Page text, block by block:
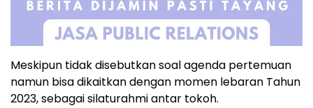
Meskipun tidak disebutkan soal agenda pertemuan
namun bisa dikaitkan dengan momen lebaran Tahun
2023, sebagai silaturahmi antar tokoh.